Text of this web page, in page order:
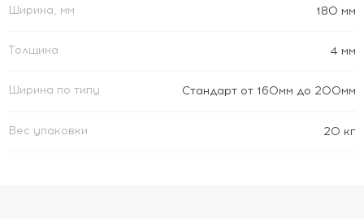
Ширина, мм 180 мм
Толщина 4 мм
Ширина по типу Стандарт от 160мм до 200мм
Вес упаковки 20 кг